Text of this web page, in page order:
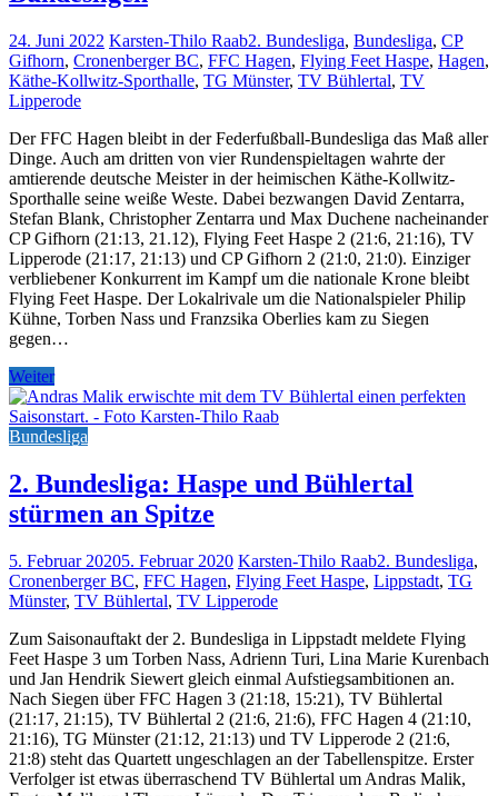
24. Juni 2022 Karsten-Thilo Raab2. Bundesliga, Bundesliga, CP
Gifhorn, Cronenberger BC, FFC Hagen, Flying Feet Haspe, Hagen,
Käthe-Kollwitz-Sporthalle, TG Münster, TV Bühlertal, TV
Lipperode
Der FFC Hagen bleibt in der Federfußball-Bundesliga das Maß aller
Dinge. Auch am dritten von vier Rundenspieltagen wahrte der
amtierende deutsche Meister in der heimischen Käthe-Kollwitz-
Sporthalle seine weiße Weste. Dabei bezwangen David Zentarra,
Stefan Blank, Christopher Zentarra und Max Duchene nacheinander
CP Gifhorn (21:13, 21.12), Flying Feet Haspe 2 (21:6, 21:16), TV
Lipperode (21:17, 21:13) und CP Gifhorn 2 (21:0, 21:0). Einziger
verbliebener Konkurrent im Kampf um die nationale Krone bleibt
Flying Feet Haspe. Der Lokalrivale um die Nationalspieler Philip
Kühne, Torben Nass und Franzsika Oberlies kam zu Siegen
gegen…
Weiter
Bundesliga
2. Bundesliga: Haspe und Bühlertal
stürmen an Spitze
5. Februar 20205. Februar 2020 Karsten-Thilo Raab2. Bundesliga,
Cronenberger BC, FFC Hagen, Flying Feet Haspe, Lippstadt, TG
Münster, TV Bühlertal, TV Lipperode
Zum Saisonauftakt der 2. Bundesliga in Lippstadt meldete Flying
Feet Haspe 3 um Torben Nass, Adrienn Turi, Lina Marie Kurenbach
und Jan Hendrik Siewert gleich einmal Aufstiegsambitionen an.
Nach Siegen über FFC Hagen 3 (21:18, 15:21), TV Bühlertal
(21:17, 21:15), TV Bühlertal 2 (21:6, 21:6), FFC Hagen 4 (21:10,
21:16), TG Münster (21:12, 21:13) und TV Lipperode 2 (21:6,
21:8) steht das Quartett ungeschlagen an der Tabellenspitze. Erster
Verfolger ist etwas überraschend TV Bühlertal um Andras Malik,